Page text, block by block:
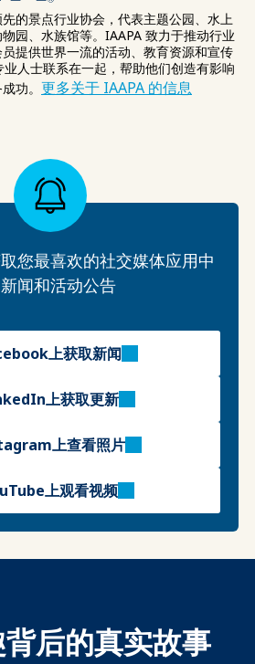
的景点行业协会，代表主题公园、水上
园、水族馆等。IAAPA 致力于推动行业
提供世界一流的活动、教育资源和宣传
人士联系在一起，帮助他们创造有影响
功。 更多关于 IAAPA 的信息
您最喜欢的社交媒体应用中
闻和活动公告
上获取新闻
上获取更新
上查看照片
上观看视频
后的真实故事